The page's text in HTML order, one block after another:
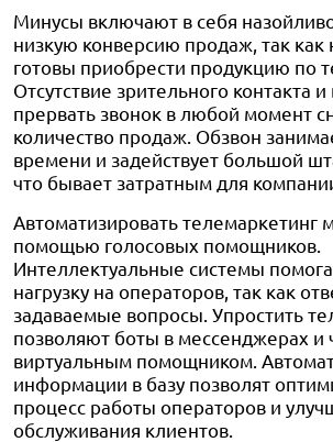
Минусы включают в себя
низкую конверсию продаж, так как
готовы приобрести продукцию по
Отсутствие зрительного контакта
прервать звонок в любой момент
количество продаж. Обзвон
времени и задействует большой
что бывает затратным для
Автоматизировать телемаркетинг
помощью голосовых помощников.
Интеллектуальные системы
нагрузку на операторов, так как
задаваемые вопросы. Упростить
позволяют боты в мессенджерах и
виртуальным помощником.
информации в базу позволят
процесс работы операторов и
обслуживания клиентов.